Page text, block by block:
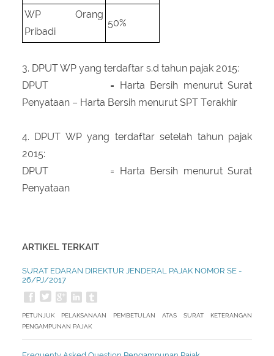
WP Orang
Pribadi
50%
3. DPUT WP yang terdaftar s.d tahun pajak 2015:
DPUT = Harta Bersih menurut Surat
Penyataan – Harta Bersih menurut SPT Terakhir
4. DPUT WP yang terdaftar setelah tahun pajak
2015:
DPUT = Harta Bersih menurut Surat
Penyataan
ARTIKEL TERKAIT
SURAT EDARAN DIREKTUR JENDERAL PAJAK NOMOR SE -
26/PJ/2017
PETUNJUK PELAKSANAAN PEMBETULAN ATAS SURAT KETERANGAN
PENGAMPUNAN PAJAK